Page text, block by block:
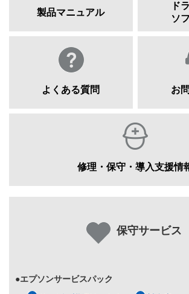
製品マニュアル
ド
ソ
よくある質問 お
修理・保守・導入支援情
保守サービス
●エプソンサービスパック